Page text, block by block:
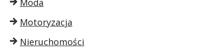
Moda
Motoryzacja
Nieruchomości